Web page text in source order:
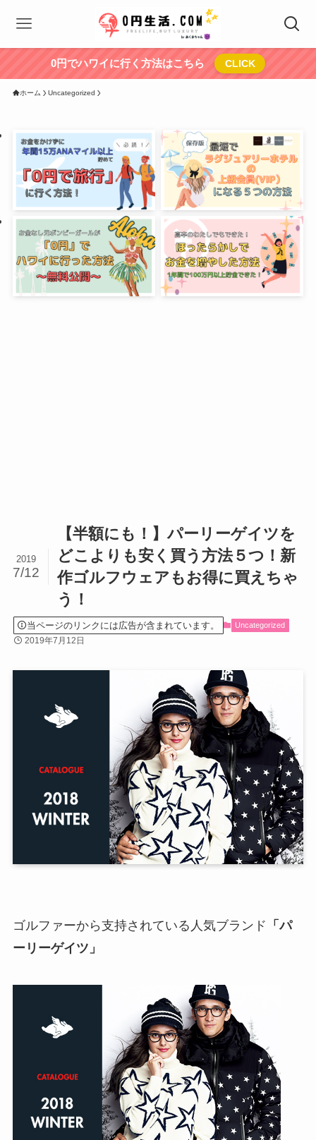
0円でハワイに行く方法はこちら CLICK
ホーム Uncategorized
【半額にも！】パーリーゲイツを
どこよりも安く買う方法５つ！新
作ゴルフウェアもお得に買えちゃ
う！
2019
7/12
当ページのリンクには広告が含まれています。 Uncategorized
2019年7月12日
ゴルファーから支持されている人気ブランド 「パ
ーリーゲイツ」